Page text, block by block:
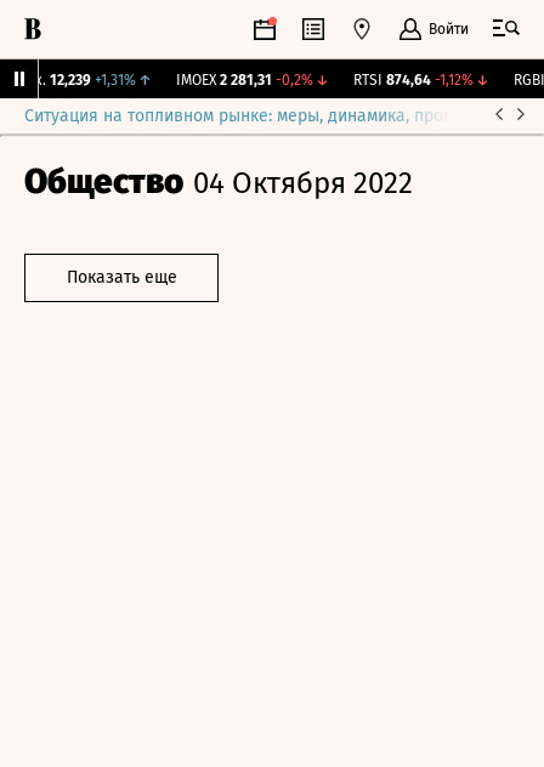
Войти
12,239 +1,31%↑ IMOEX 2 281,31 -0,2%↓ RTSI 874,64 -1,12%↓ RGBI
Ситуация на топливном рынке: меры, динамика, прогнозы
Общество 04 Октября 2022
Показать еще